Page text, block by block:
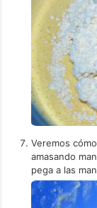
Veremos
amasando
pega a las